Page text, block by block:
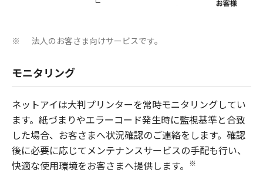
※ 法人のお客さま向けサービスです。
モニタリング
ネットアイは大判プリンターを常時モニタリングしてい
ます。紙づまりやエラーコード発生時に監視基準と合致
した場合、お客さまへ状況確認のご連絡をします。確認
後に必要に応じてメンテナンスサービスの手配も行い、
快適な使用環境をお客さまへ提供します。
※